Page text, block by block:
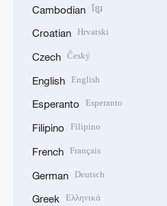
Cambodian ខ្មែរ
Croatian Hrvatski
Czech Český
English English
Esperanto Esperanto
Filipino Filipino
French Français
German Deutsch
Greek Ελληνικά